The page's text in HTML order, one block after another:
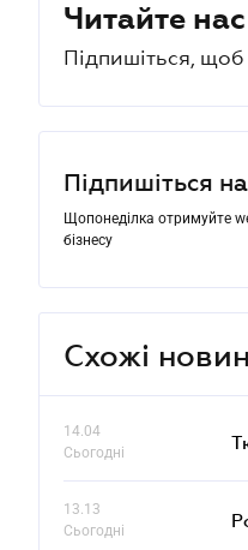
Читайте
Підпишіться, щоб
Підпишіться
Щопонеділка отримуйте
бізнесу
Схожі
14.04
Сьогодні
13.13
Сьогодні